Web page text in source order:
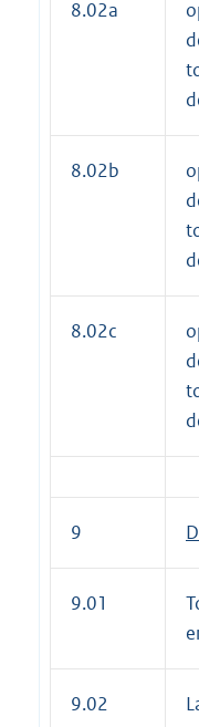
8.02a
8.02b
8.02c
9
9.01
9.02